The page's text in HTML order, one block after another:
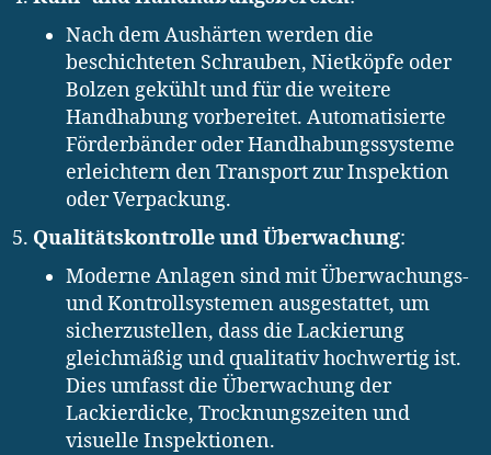
Nach dem Aushärten werden die
beschichteten Schrauben, Nietköpfe oder
Bolzen gekühlt und für die weitere
Handhabung vorbereitet. Automatisierte
Förderbänder oder Handhabungssysteme
erleichtern den Transport zur Inspektion
oder Verpackung.
Qualitätskontrolle und Überwachung:
Moderne Anlagen sind mit Überwachungs-
und Kontrollsystemen ausgestattet, um
sicherzustellen, dass die Lackierung
gleichmäßig und qualitativ hochwertig ist.
Dies umfasst die Überwachung der
Lackierdicke, Trocknungszeiten und
visuelle Inspektionen.